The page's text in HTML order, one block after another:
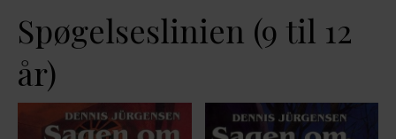
Spøgelseslinien (9 til 12
år)